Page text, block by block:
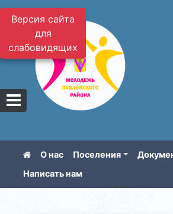
Версия сайта
для
слабовидящих
О нас Поселения
Написать нам